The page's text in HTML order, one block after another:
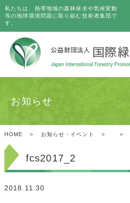
私たちは、熱帯地域の森林保全や気候変動
等の地球環境問題に取り組む技術者集団で
す。
お知らせ
HOME > お知らせ・イベント > >
fcs2017_2
2018.11.30